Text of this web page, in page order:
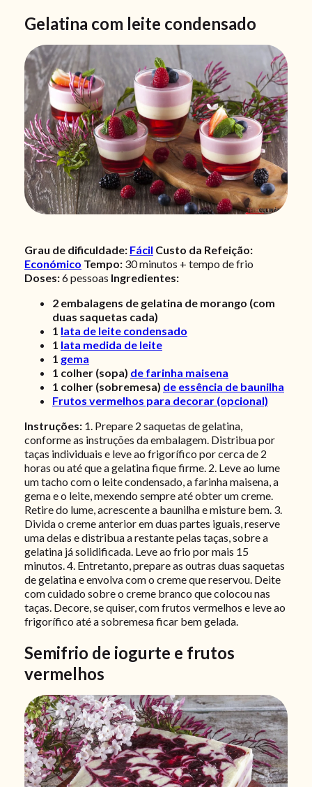
Gelatina com leite condensado
Grau de dificuldade: Fácil Custo da Refeição:
Económico Tempo: 30 minutos + tempo de frio
Doses:6pessoas Ingredientes:
2 embalagens de gelatina de morango (com
duas saquetas cada)
1 lata de leite condensado
1 lata medida de leite
1 gema
1 colher (sopa) de farinha maisena
1 colher (sobremesa) de essência de baunilha
Frutos vermelhos para decorar (opcional)
Instruções: 1. Prepare 2 saquetas de gelatina,
conforme as instruções da embalagem. Distribua por
taças individuais e leve ao frigorífico por cerca de 2
horas ou até que a gelatina fique firme. 2. Leve ao lume
um tacho com o leite condensado, a farinha maisena, a
gema e o leite, mexendo sempre até obter um creme.
Retire do lume, acrescente a baunilha e misture bem. 3.
Divida o creme anterior em duas partes iguais, reserve
uma delas e distribua a restante pelas taças, sobre a
gelatina já solidificada. Leve ao frio por mais 15
minutos. 4. Entretanto, prepare as outras duas saquetas
de gelatina e envolva com o creme que reservou. Deite
com cuidado sobre o creme branco que colocou nas
taças. Decore, se quiser, com frutos vermelhos e leve ao
frigorífico até a sobremesa ficar bem gelada.
Semifrio de iogurte e frutos
vermelhos